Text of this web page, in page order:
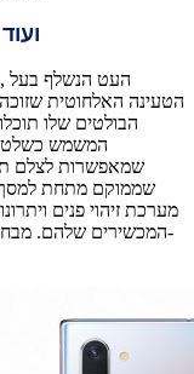
הטעינה האלחוטית
הבולטים שלו
המשמש כשלט
שמאפשרות לצלם
מערכת זיהוי פנים
המכשירים שלהם.